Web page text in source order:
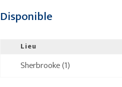
Disponible
Lieu
Sherbrooke (1)